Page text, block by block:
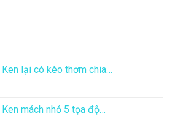
Ken lại có kèo thơm chia…
mách nhỏ 5 tọa độ…